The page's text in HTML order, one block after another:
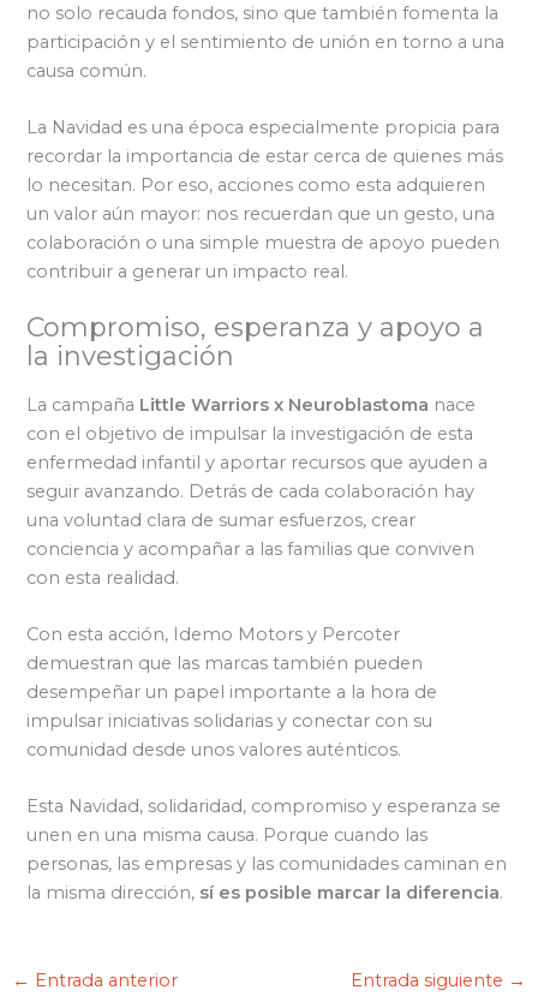
no solo recauda fondos, sino que también fomenta la
participación y el sentimiento de unión en torno a una
causa común.
La Navidad es una época especialmente propicia para
recordar la importancia de estar cerca de quienes más
lo necesitan. Por eso, acciones como esta adquieren
un valor aún mayor: nos recuerdan que un gesto, una
colaboración o una simple muestra de apoyo pueden
contribuir a generar un impacto real.
Compromiso, esperanza y apoyo a
la investigación
La campaña Little Warriors x Neuroblastoma nace
con el objetivo de impulsar la investigación de esta
enfermedad infantil y aportar recursos que ayuden a
seguir avanzando. Detrás de cada colaboración hay
una voluntad clara de sumar esfuerzos, crear
conciencia y acompañar a las familias que conviven
con esta realidad.
Con esta acción, Idemo Motors y Percoter
demuestran que las marcas también pueden
desempeñar un papel importante a la hora de
impulsar iniciativas solidarias y conectar con su
comunidad desde unos valores auténticos.
Esta Navidad, solidaridad, compromiso y esperanza se
unen en una misma causa. Porque cuando las
personas, las empresas y las comunidades caminan en
la misma dirección, sí es posible marcar la diferencia.
← Entrada anterior Entrada siguiente →